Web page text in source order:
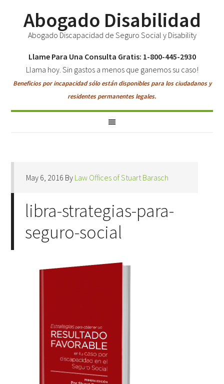
Abogado Disabilidad
Abogado Discapacidad de Seguro Social y Disability
Llame Para Una Consulta Gratis: 1-800-445-2930
Llama hoy. Sin gastos a menos que ganemos su caso!
Beneficios por incapacidad sólo están disponibles para los ciudadanos y
residentes permanentes legales.
May 6, 2016 By Law Offices of Stuart Barasch
libra-strategias-para-
seguro-social